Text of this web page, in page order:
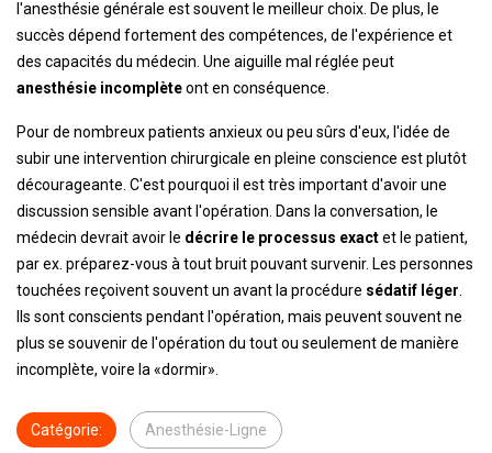
l'anesthésie générale est souvent le meilleur choix. De plus, le
succès dépend fortement des compétences, de l'expérience et
des capacités du médecin. Une aiguille mal réglée peut
anesthésie incomplèteont en conséquence.
Pour de nombreux patients anxieux ou peu sûrs d'eux, l'idée de
subir une intervention chirurgicale en pleine conscience est plutôt
décourageante. C'est pourquoi il est très important d'avoir une
discussion sensible avant l'opération. Dans la conversation, le
médecin devrait avoir le décrire le processus exactet le patient,
par ex. préparez-vous à tout bruit pouvant survenir. Les personnes
touchées reçoivent souvent un avant la procédure sédatif léger
Ils sont conscients pendant l'opération, mais peuvent souvent ne
plus se souvenir de l'opération du tout ou seulement de manière
incomplète, voire la «dormir».
Catégorie: Anesthésie-Ligne